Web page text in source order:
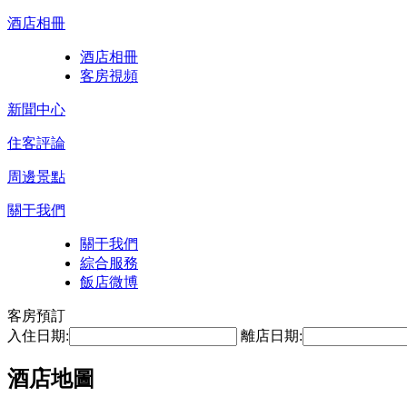
酒店相冊
酒店相冊
客房視頻
新聞中心
住客評論
周邊景點
關于我們
關于我們
綜合服務
飯店微博
客房預訂
入住日期:
離店日期:
酒店地圖